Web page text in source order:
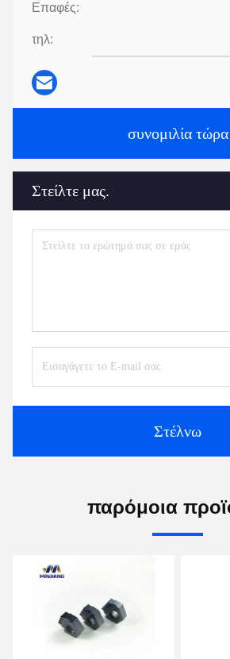
Επαφές:
τηλ:
συνομιλία τώρα
Στείλτε μας.
Στέλνω
παρόμοια